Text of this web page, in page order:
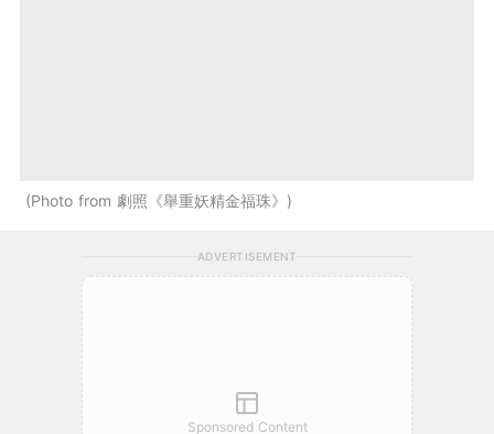
Photo from 劇照《舉重妖精金福珠》
ADVERTISEMENT
Sponsored Content